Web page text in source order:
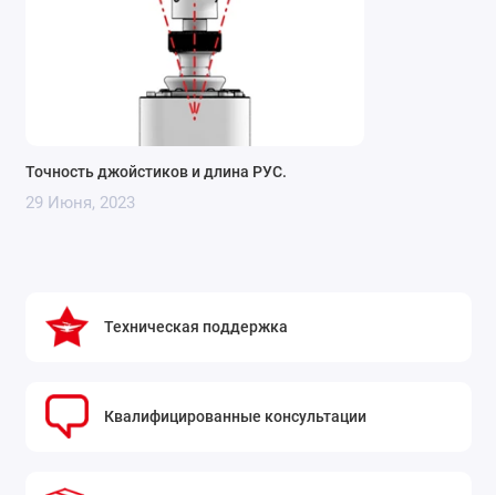
Точность джойстиков и длина РУС.
29 Июня, 2023
Техническая поддержка
Квалифицированные консультации